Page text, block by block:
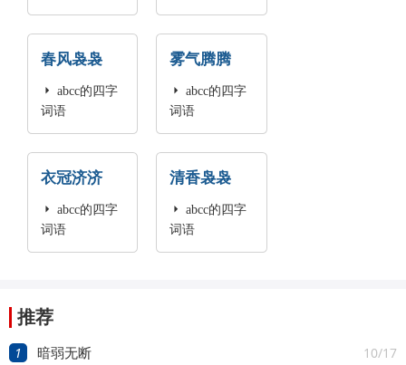
春风袅袅

abcc的四字
词语
雾气腾腾

abcc的四字
词语
衣冠济济

abcc的四字
词语
清香袅袅

abcc的四字
词语
推荐
1 10/17
暗弱无断